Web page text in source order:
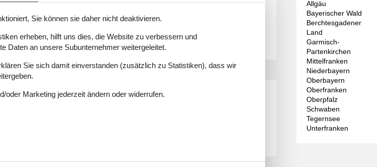
ferienhäuser allgäu 15 personen
Allgäu
Bayerischer Wald
Berchtesgadener
Land
Garmisch-
Partenkirchen
Mittelfranken
Niederbayern
Oberbayern
Oberfranken
Oberpfalz
Schwaben
Tegernsee
Unterfranken
Sie können sie daher nicht deaktivieren.
erheben, hilft uns dies, die Website zu verbessern und
Daten an unsere Subunternehmer weitergeleitet.
Sie sich damit einverstanden (zusätzlich zu Statistiken), dass wir
oder Marketing jederzeit ändern oder widerrufen.